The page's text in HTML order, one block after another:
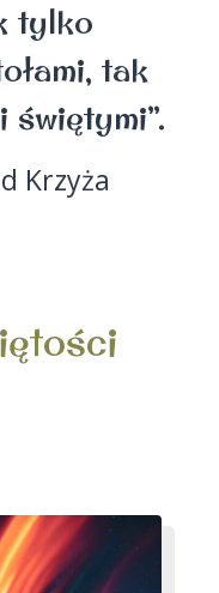
tak
świętymi”.
Krzyża